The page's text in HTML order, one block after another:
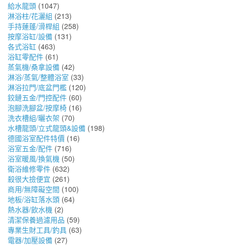
給水龍頭 (1047)
淋浴柱/花灑組 (213)
手持蓮蓬/滑桿組 (258)
按摩浴缸/設備 (131)
各式浴缸 (463)
浴缸零配件 (61)
蒸氣機/桑拿設備 (42)
淋浴/蒸氣/整體浴室 (33)
淋浴拉門/底盆門檻 (120)
鉸鏈五金/門控配件 (60)
泡腳洗腳盆/按摩椅 (16)
洗衣槽組/曬衣架 (70)
水槽龍頭/立式龍頭&設備 (198)
德國浴室配件特價 (16)
浴室五金/配件 (716)
浴室暖風/換氣機 (50)
衛浴維修零件 (632)
殺很大撿便宜 (261)
商用/無障礙空間 (100)
地板/浴缸落水頭 (64)
熱水器/飲水機 (2)
清潔保養過濾用品 (59)
專業生財工具/釣具 (63)
電器/加壓設備 (27)